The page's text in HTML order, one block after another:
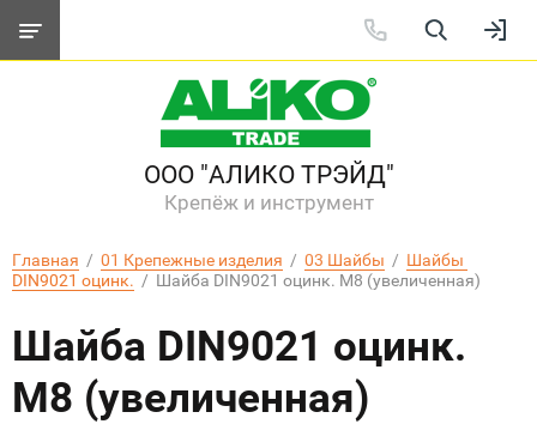
ООО "АЛИКО ТРЭЙД"
Крепёж и инструмент
Главная
  /
01 Крепежные изделия
  /
03 Шайбы
  /
Шайбы
DIN9021 оцинк.
  /  Шайба DIN9021 оцинк. М8 (увеличенная)
Шайба DIN9021 оцинк.
М8 (увеличенная)